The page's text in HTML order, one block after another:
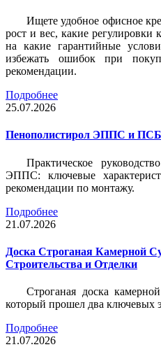
Ищете удобное офисное
рост и вес, какие
на какие гарантийные
избежать ошибок при
рекомендации.
Подробнее
25.07.2026
Пенополистирол ЭППС и
Практическое
ЭППС: ключевые
рекомендации по монтажу.
Подробнее
21.07.2026
Доска Строганая Камерной
Строительства и Отделки
Строганая доска
который прошел два ключевых
Подробнее
21.07.2026